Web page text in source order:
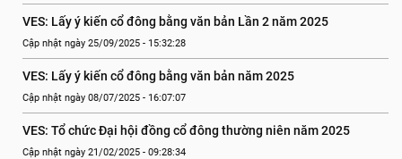
VES: Lấy ý kiến cổ đông bằng văn bản Lần 2 năm 2025
Cập nhật ngày 25/09/2025 - 15:32:28
VES: Lấy ý kiến cổ đông bằng văn bản năm 2025
Cập nhật ngày 08/07/2025 - 16:07:07
VES: Tổ chức Đại hội đồng cổ đông thường niên năm 2025
Cập nhật ngày 21/02/2025 - 09:28:34